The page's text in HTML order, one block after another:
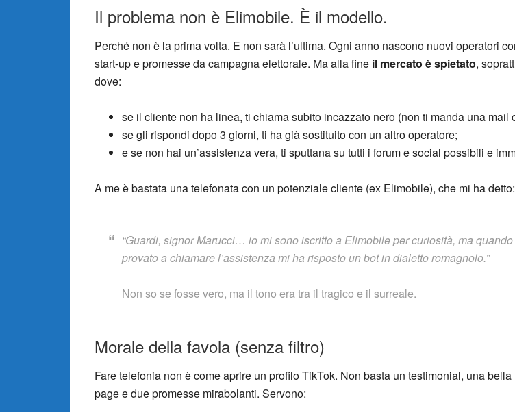
Il problema non è Elimobile. È il modello.
Perché non è la prima volta. E non sarà l’ultima. Ogni anno nascono nuovi operatori
start-up e promesse da campagna elettorale. Ma alla fine il mercato è spietato,
dove:
se il cliente non ha linea, ti chiama subito incazzato nero (non ti manda una mail
se gli rispondi dopo 3 giorni, ti ha già sostituito con un altro operatore;
e se non hai un’assistenza vera, ti sputtana su tutti i forum e social possibili e
A me è bastata una telefonata con un potenziale cliente (ex Elimobile), che mi ha detto:
“Guardi, signor Marucci… io mi sono iscritto a Elimobile per curiosità, ma
provato a chiamare l’assistenza mi ha risposto un bot in dialetto romagnolo.”
Non so se fosse vero, ma il tono era tra il tragico e il surreale.
Morale della favola (senza filtro)
Fare telefonia non è come aprire un profilo TikTok. Non basta un testimonial, una
page e due promesse mirabolanti. Servono: